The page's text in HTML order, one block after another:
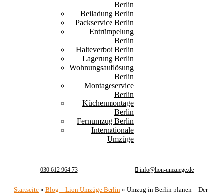
Berlin
Beiladung Berlin
Packservice Berlin
Entrümpelung
Berlin
Halteverbot Berlin
Lagerung Berlin
Wohnungsauflösung
Berlin
Montageservice
Berlin
Küchenmontage
Berlin
Fernumzug Berlin
Internationale
Umzüge
030 612 964 73 info@lion-umzuege.de
Startseite » Blog – Lion Umzüge Berlin » Umzug in Berlin planen – Der